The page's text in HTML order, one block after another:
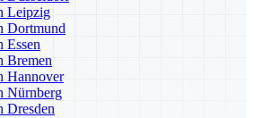
Leipzig
Dortmund
Essen
Bremen
Hannover
Nürnberg
Dresden